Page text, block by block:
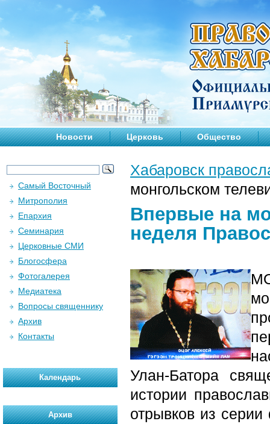
Новости Церковь Общество
Хабаровск
монгольском
Впервые на
неделя
Улан-Батора
истории
отрывков из
Самый Восточный
Митрополия
Епархия
Семинария
Церковные СМИ
Блогосфера
Фотогалерея
Медиатека
Вопросы священнику
Архив
Контакты
Календарь
Архив